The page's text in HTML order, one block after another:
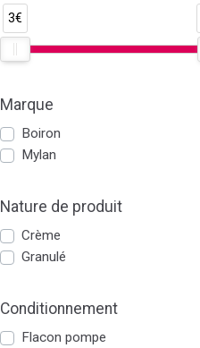
3€
Marque
Boiron
Mylan
Nature de produit
Crème
Granulé
Conditionnement
Flacon pompe